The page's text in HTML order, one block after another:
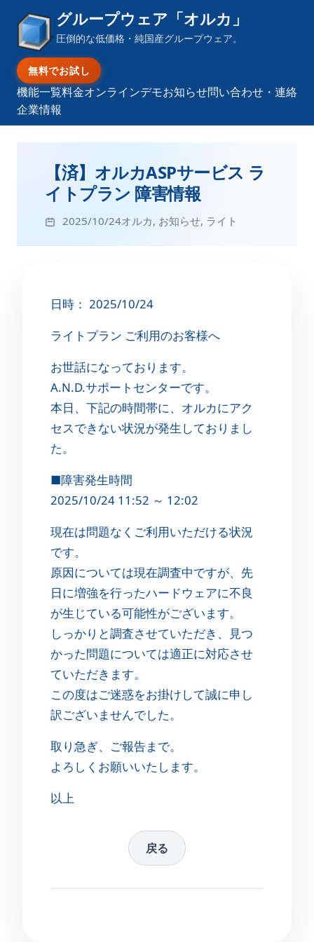
グループウェア「オルカ」
圧倒的な低価格・純国産グループウェア。
無料でお試し
機能一覧料金オンラインデモお知らせ問い合わせ・連絡
企業情報
【済】オルカASPサービス ラ
イトプラン 障害情報
2025/10/24オルカ, お知らせ, ライト
日時： 2025/10/24
ライトプラン ご利用のお客様へ
お世話になっております。
A.N.D.サポートセンターです。
本日、下記の時間帯に、オルカにアク
セスできない状況が発生しておりまし
た。
■障害発生時間
2025/10/24 11:52 ～ 12:02
現在は問題なくご利用いただける状況
です。
原因については現在調査中ですが、先
日に増強を行ったハードウェアに不良
が生じている可能性がございます。
しっかりと調査させていただき、見つ
かった問題については適正に対応させ
ていただきます。
この度はご迷惑をお掛けして誠に申し
訳ございませんでした。
取り急ぎ、ご報告まで。
よろしくお願いいたします。
以上
戻る